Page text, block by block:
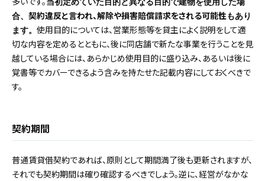
当初定めていた目的と異なる目的で建物を使用した場
合、 契約違反と言われ、解除や損害賠償請求をされる可能性もあり
ます。 使用目的については、営業形態等を貸主によく説明をして適
切な内容を定めるとともに、後に同店舗で新たな事業を行うことを見
越している場合には、あらかじめ使用目的に盛り込み、あるいは後に
覚書等でカバーできるよう含みを持たせた記載内容にしておくべきで
す。
契約期間
普通賃貸借契約であれば、原則として期間満了後も更新されますが、
それでも契約期間は確り確認するべきでしょう。逆に、経営がなかな